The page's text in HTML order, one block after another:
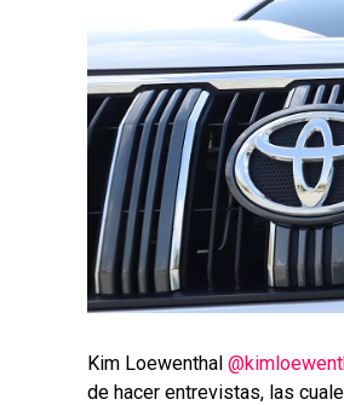
Kim Loewenthal
de hacer entrevistas, las